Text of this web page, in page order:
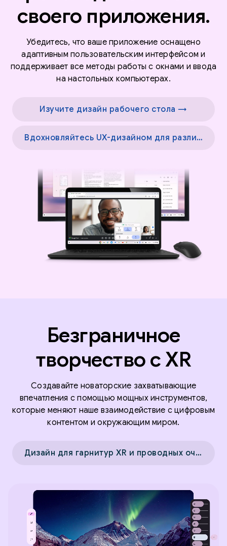
своего приложения.
Убедитесь, что ваше приложение оснащено
адаптивным пользовательским интерфейсом и
поддерживает все методы работы с окнами и ввода
на настольных компьютерах.
Изучите дизайн рабочего стола →
Вдохновляйтесь UX-дизайном для различных экранов →
Безграничное
творчество с XR
Создавайте новаторские захватывающие
впечатления с помощью мощных инструментов,
которые меняют наше взаимодействие с цифровым
контентом и окружающим миром.
Дизайн для гарнитур XR и проводных очков XR →